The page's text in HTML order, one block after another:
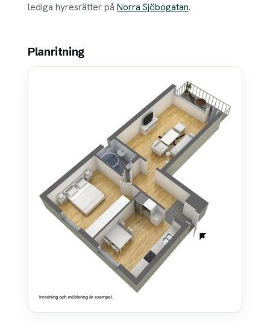
lediga hyresrätter på Norra Sjöbogatan.
Planritning